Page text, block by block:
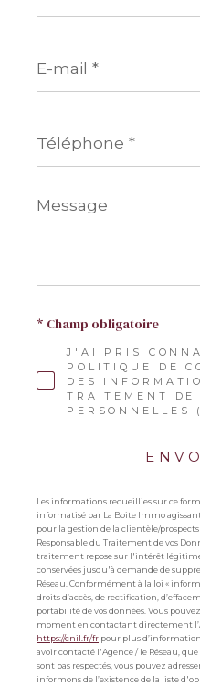
mail
*
*
Message
*
J'AI PRIS
POLITIQUE DE
DES
TRAITEMENT DE
PERSONNELLES
* Champ obligatoire
Les informations recueillies sur ce
informatisé par La Boite Immo
pour la gestion de la clientèle/
Responsable du Traitement de vos
traitement repose sur l'intérêt légitime
conservées jusqu'à demande de
Réseau. Conformément à la loi «
droits d’accès, de rectification,
portabilité de vos données. Vous
moment en contactant directement
https://cnil.fr/fr pour plus
avoir contacté l'Agence / le Réseau,
sont pas respectés, vous pouvez
informons de l’existence de la liste